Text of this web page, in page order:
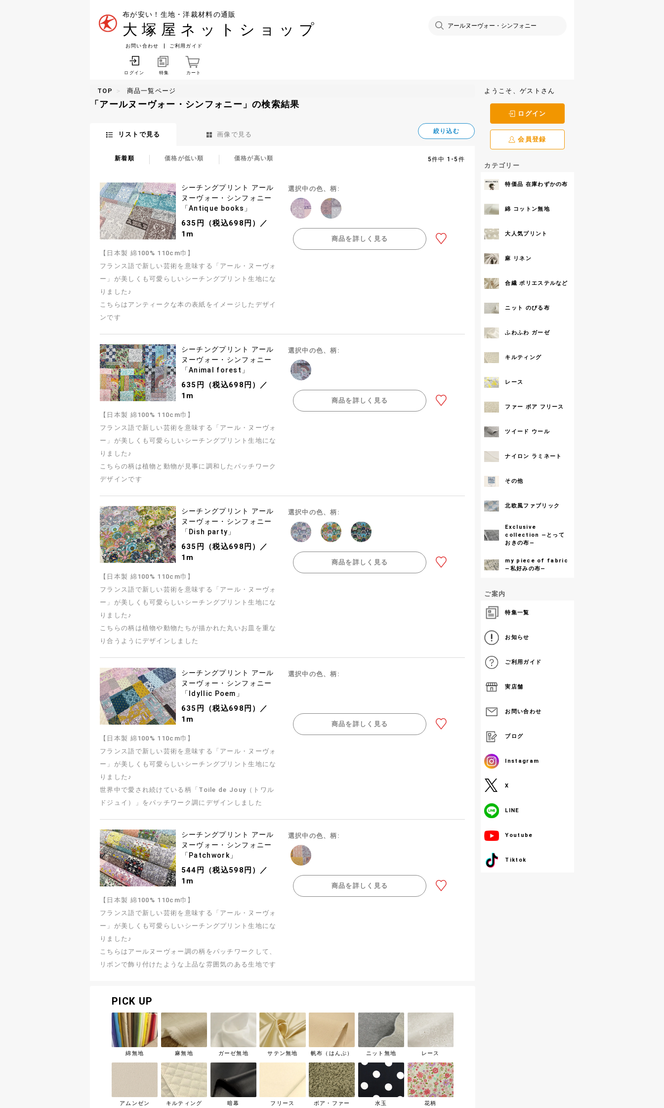
布が安い！生地・洋裁材料の通販
大塚屋ネットショップ
お問い合わせ ご利用ガイド
ログイン 特集 カート
TOP 商品一覧ページ
「アールヌーヴォー・シンフォニー」の検索結果
リストで見る 画像で見る 絞り込む
新着順 価格が低い順 価格が高い順 5件中 1-5件
シーチングプリント アール
ヌーヴォー・シンフォニー
「Antique books」
635円（税込698円）／
1m
【日本製 綿100% 110cm巾】
フランス語で新しい芸術を意味する「アール・ヌーヴォ
ー」が美しくも可愛らしいシーチングプリント生地にな
りました♪
こちらはアンティークな本の表紙をイメージしたデザイ
ンです
選択中の色、柄:
商品を詳しく見る
シーチングプリント アール
ヌーヴォー・シンフォニー
「Animal forest」
635円（税込698円）／
1m
【日本製 綿100% 110cm巾】
フランス語で新しい芸術を意味する「アール・ヌーヴォ
ー」が美しくも可愛らしいシーチングプリント生地にな
りました♪
こちらの柄は植物と動物が見事に調和したパッチワーク
デザインです
選択中の色、柄:
商品を詳しく見る
シーチングプリント アール
ヌーヴォー・シンフォニー
「Dish party」
635円（税込698円）／
1m
【日本製 綿100% 110cm巾】
フランス語で新しい芸術を意味する「アール・ヌーヴォ
ー」が美しくも可愛らしいシーチングプリント生地にな
りました♪
こちらの柄は植物や動物たちが描かれた丸いお皿を重な
り合うようにデザインしました
選択中の色、柄:
商品を詳しく見る
シーチングプリント アール
ヌーヴォー・シンフォニー
「Idyllic Poem」
635円（税込698円）／
1m
【日本製 綿100% 110cm巾】
フランス語で新しい芸術を意味する「アール・ヌーヴォ
ー」が美しくも可愛らしいシーチングプリント生地にな
りました♪
世界中で愛され続けている柄「Toile de Jouy（トワル
ドジュイ）」をパッチワーク調にデザインしました
選択中の色、柄:
商品を詳しく見る
シーチングプリント アール
ヌーヴォー・シンフォニー
「Patchwork」
544円（税込598円）／
1m
【日本製 綿100% 110cm巾】
フランス語で新しい芸術を意味する「アール・ヌーヴォ
ー」が美しくも可愛らしいシーチングプリント生地にな
りました♪
こちらはアールヌーヴォー調の柄をパッチワークして、
リボンで飾り付けたような上品な雰囲気のある生地です
選択中の色、柄:
商品を詳しく見る
ようこそ、ゲストさん
ログイン
会員登録
カテゴリー
特価品 在庫わずかの布
綿 コットン無地
大人気プリント
麻 リネン
合繊 ポリエステルなど
ニット のびる布
ふわふわ ガーゼ
キルティング
レース
ファー ボア フリース
ツイード ウール
ナイロン ラミネート
その他
北欧風ファブリック
Exclusive
collection ―とって
おきの布―
my piece of fabric
―私好みの布―
ご案内
特集一覧
お知らせ
ご利用ガイド
実店舗
お問い合わせ
ブログ
Instagram
X
LINE
Youtube
Tiktok
PICK UP
綿無地 麻無地 ガーゼ無地 サテン無地 帆布（はんぷ） ニット無地 レース
アムンゼン キルティング 暗幕 フリース ボア・ファー 水玉 花柄